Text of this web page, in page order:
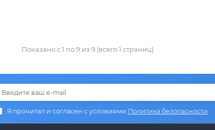
Показано с 1 по 9 из 9 (всего 1 страниц)
Я прочитал и согласен с условиями Политика безопасности